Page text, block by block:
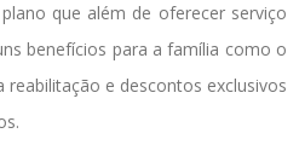
que além de oferecer serviço
benefícios para a família como o
e descontos exclusivos